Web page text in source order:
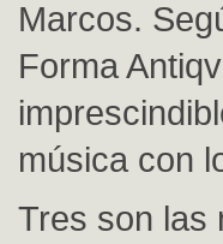
Marcos.
Forma
música con
Tres son las